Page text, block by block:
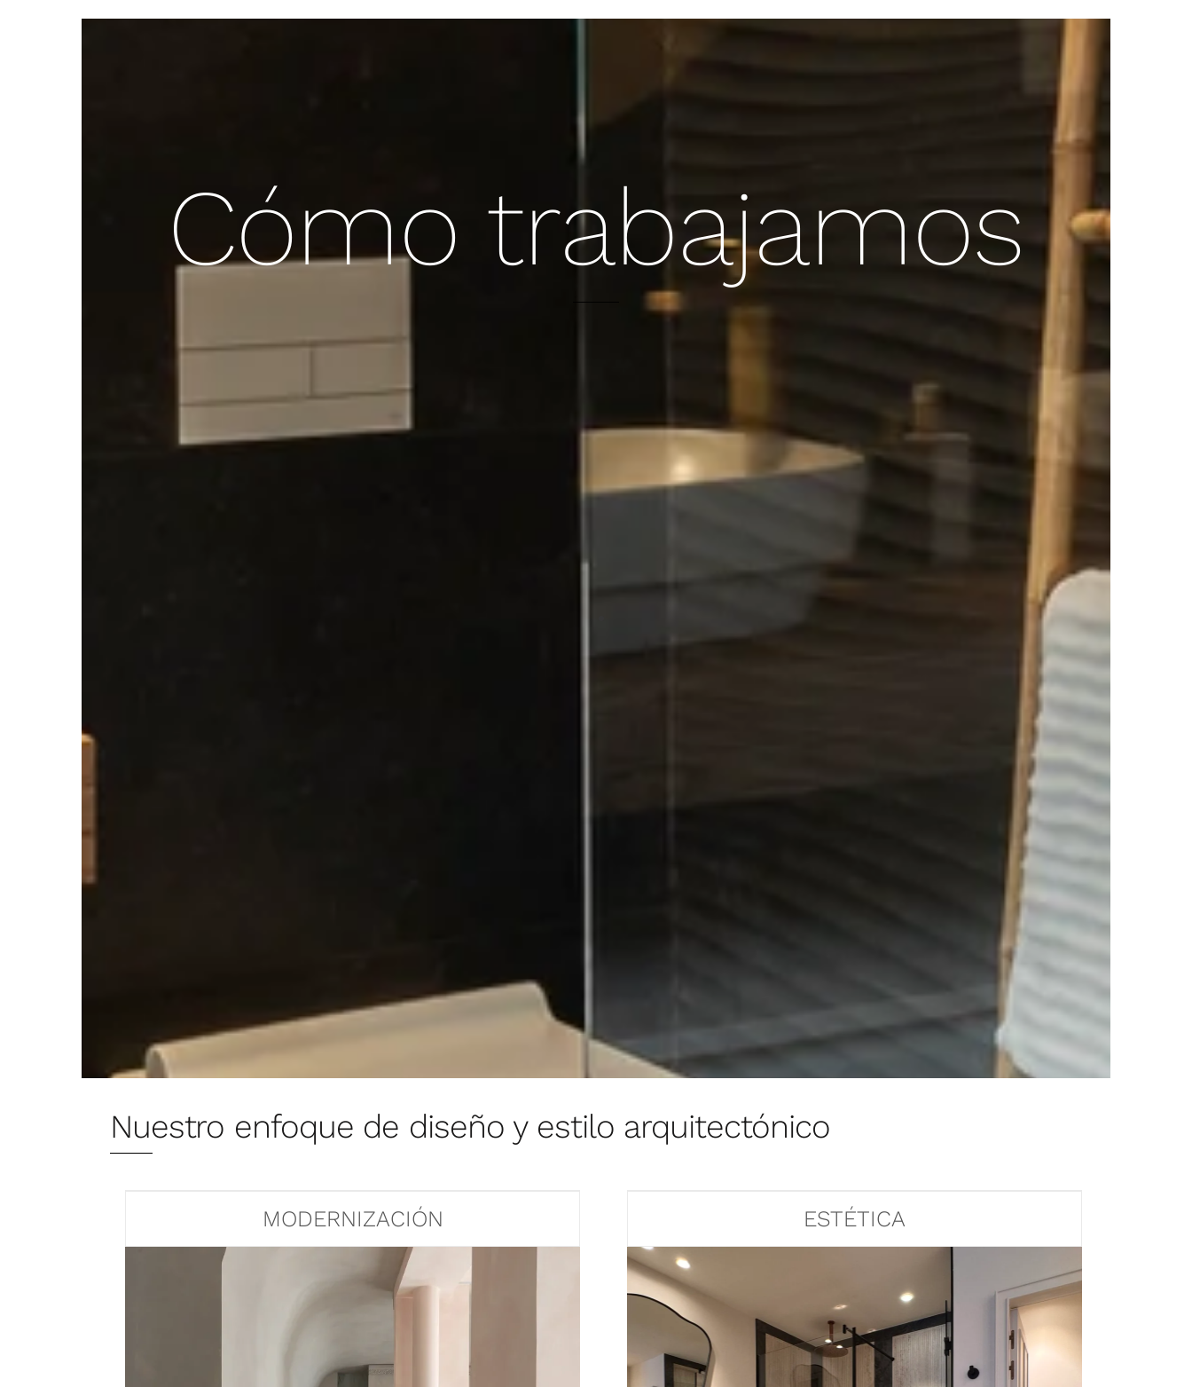
Cómo trabajamos
Análisis del estado actual de la vivienda, detección de necesidades estructurales e identificación de oportunidades de mejora.
2. Gestión de licencias y permisos
Nos encargamos de toda la tramitación administrativa necesaria ante el Ayuntamiento de Madrid y la comunidad de propietarios,
3. Ejecución integral
revestimientos, carpintería interior y exterior, y todos los acabados finales. Cada especialidad trabaja coordinadamente bajo la
supervisión directa de José Antonio Velázquez.
Supervisión diaria del avance de obra, verificación de materiales y acabados, y resolución inmediata de cualquier incidencia que
5. Comunicación permanente
Mantenemos al cliente informado en cada fase del proyecto, con disponibilidad total para resolver dudas y ajustar detalles según
Nuestro enfoque de diseño y estilo arquitectónico
MODERNIZACIÓN ESTÉTICA